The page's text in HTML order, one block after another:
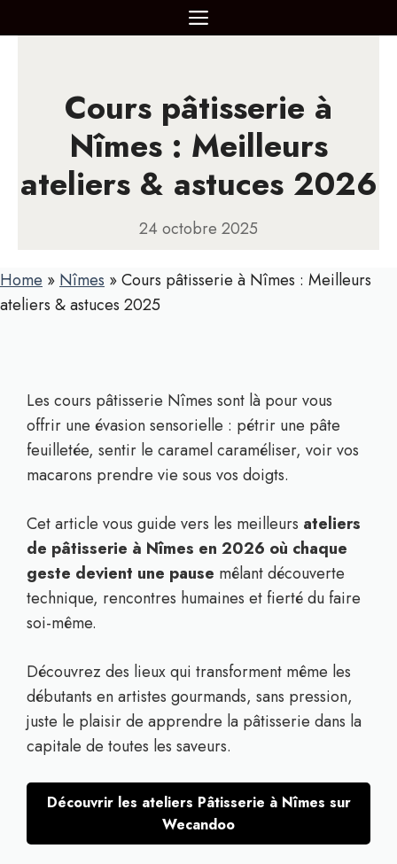
au
MENU
Cours pâtisserie à
Nîmes : Meilleurs
ateliers & astuces 2026
24 octobre 2025
Home » Nîmes »Cours pâtisserie à Nîmes : Meilleurs
ateliers & astuces 2025
Les cours pâtisserie Nîmes sont là pour vous
offrir une évasion sensorielle : pétrir une pâte
feuilletée, sentir le caramel caraméliser, voir vos
macarons prendre vie sous vos doigts.
Cet article vous guide vers les meilleurs ateliers
de pâtisserie à Nîmes en 2026 où chaque
geste devient une pause mêlant découverte
technique, rencontres humaines et fierté du faire
soi-même.
Découvrez des lieux qui transforment même les
débutants en artistes gourmands, sans pression,
juste le plaisir de apprendre la pâtisserie dans la
capitale de toutes les saveurs.
Découvrir les ateliers Pâtisserie à Nîmes sur
Wecandoo